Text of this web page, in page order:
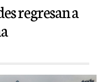
regresan a